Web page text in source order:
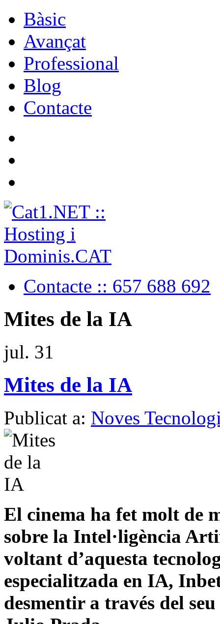
Bàsic
Avançat
Professional
Blog
Contacte
Contacte :: 657 688 692
Mites de la IA
jul. 31
Mites de la IA
Publicat a: Noves
El cinema ha fet molt de
sobre la Intel·ligència
voltant d’aquesta
especialitzada en IA,
desmentir a través del